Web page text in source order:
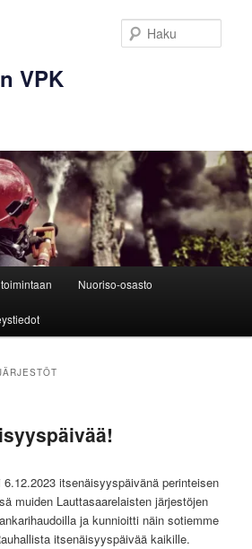
VPK
Nuoriso-osasto
itsenäisyyspäivänä perinteisen
muiden Lauttasaarelaisten järjestöjen
ja kunnioitti näin sotiemme
itsenäisyyspäivää kaikille.